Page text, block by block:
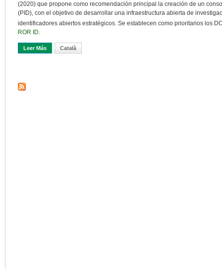
(2020) que propone como recomendación principal la creación de un
(PID), con el objetivo de desarrollar una infraestructura abierta de
identificadores abiertos estratégicos. Se establecen como prioritarios los
ROR ID.
Leer Más Sobre Hacia Un Consorcio De Identificadores Persistentes En El
Català